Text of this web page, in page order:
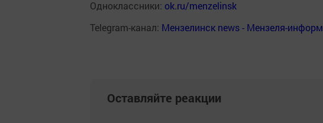
Одноклассники: ok.ru/menzelinsk
Telegram-канал: Мензелинск news - Мензеля-информ
Оставляйте реакции